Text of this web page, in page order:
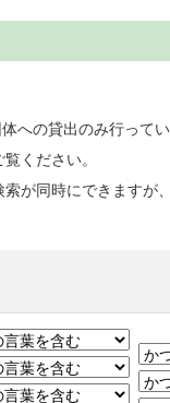
への貸出のみ行ってい
覧ください。
索が同時にできますが